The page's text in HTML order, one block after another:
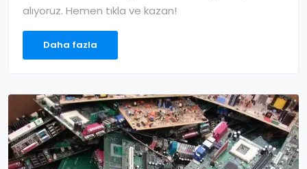
alıyoruz. Hemen tıkla ve kazan!
Daha fazla